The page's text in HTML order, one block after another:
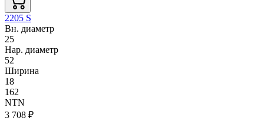
2205 S
Вн. диаметр
25
Нар. диаметр
52
Ширина
18
162
NTN
3 708 ₽